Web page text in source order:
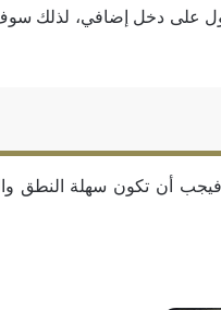
على دخل إضافي، لذلك
أن تكون سهلة النطق